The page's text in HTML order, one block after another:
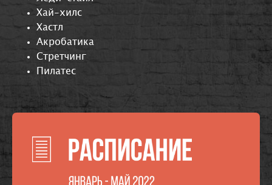
Хай-хилс
Хастл
Акробатика
Стретчинг
Пилатес